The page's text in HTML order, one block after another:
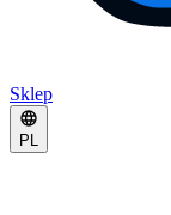
Sklep
PL